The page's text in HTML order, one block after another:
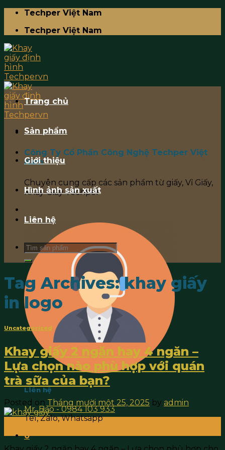
Skip
content
Techper Việt Nam
Techper Việt Nam
Công Ty Cổ Phần Công Nghệ Techper Việt
Nam
Chuyên cung cấp các sản phẩm từ giấy, Vỉ Giấy,
Khay Giấy Techper
Liên hệ
Mr. Bảo - 0984 103 933
Tel, Zalo, Whatsapp
0
Trang chủ
Sản phẩm
Giới thiệu
Hình ảnh sản xuất
Liên hệ
Search
for:
Tag Archives:khay giấy
in logo
Uncategorized
Khay giấy 2 ngăn hay 4 ngăn –
Lựa chọn nào phù hợp với quán
trà sữa của bạn?
Posted on Tháng mười một 25, 2025 by admin